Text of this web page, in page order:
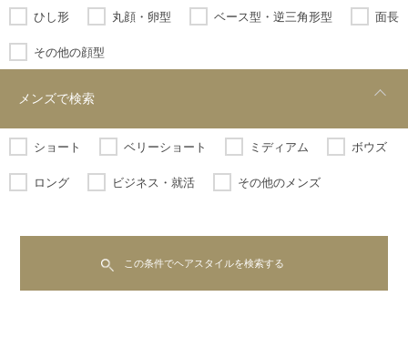
ひし形 丸顔・卵型 ベース型・逆三角形型 面長
その他の顔型
メンズで検索
ショート ベリーショート ミディアム ボウズ
ロング ビジネス・就活 その他のメンズ
この条件でヘアスタイルを検索する